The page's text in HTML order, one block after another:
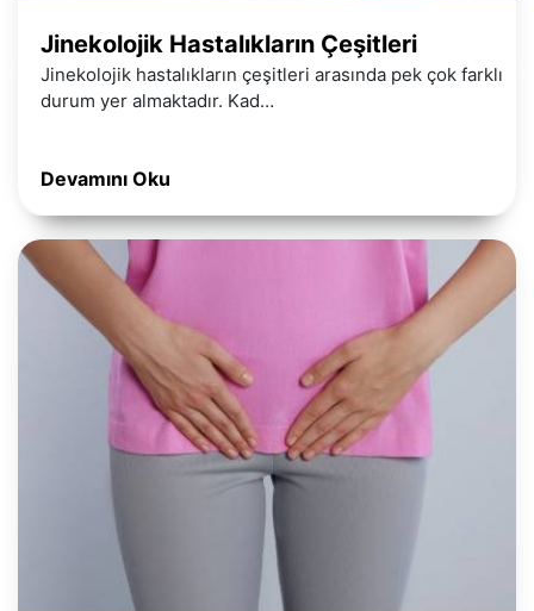
Jinekolojik Hastalıkların Çeşitleri
Jinekolojik hastalıkların çeşitleri arasında pek çok farklı
durum yer almaktadır. Kad…
Devamını Oku